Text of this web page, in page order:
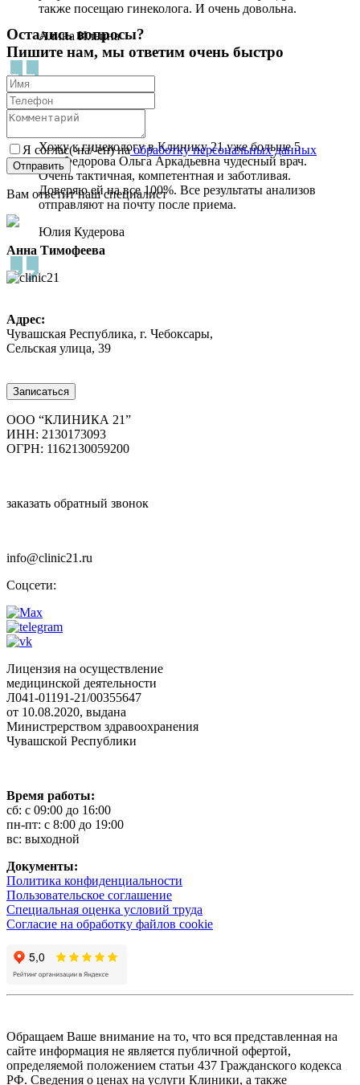
также посещаю гинеколога. И очень довольна.
Алина Ильина
Хожу к гинекологу в Клинику 21 уже больше 5
лет. Федорова Ольга Аркадьевна чудесный врач.
Очень тактичная, компетентная и заботливая.
Доверяю ей на все 100%. Все результаты анализов
отправляют на почту после приема.
Юлия Кудерова
Остались вопросы?
Пишите нам, мы ответим очень быстро
Я соглас(-на/-ен) наобработку персональных данных
Вам ответит наш специалист
Анна Тимофеева
Адрес:
Чувашская Республика, г. Чебоксары,
Сельская улица, 39
Записаться
ООО “КЛИНИКА 21”
ИНН: 2130173093
ОГРН: 1162130059200
заказать обратный звонок
info@clinic21.ru
Соцсети:
Лицензия на осуществление
медицинской деятельности
Л041-01191-21/00355647
от 10.08.2020, выдана
Министрерством здравоохранения
Чувашской Республики
Время работы:
сб: с 09:00 до 16:00
пн-пт: с 8:00 до 19:00
вс: выходной
Документы:
Политика конфиденциальности
Пользовательское соглашение
Специальная оценка условий труда
Согласие на обработку файлов cookie
Обращаем Ваше внимание на то, что вся представленная на
сайте информация не является публичной офертой,
определяемой положением статьи 437 Гражданского кодекса
РФ. Сведения о ценах на услуги Клиники, а также